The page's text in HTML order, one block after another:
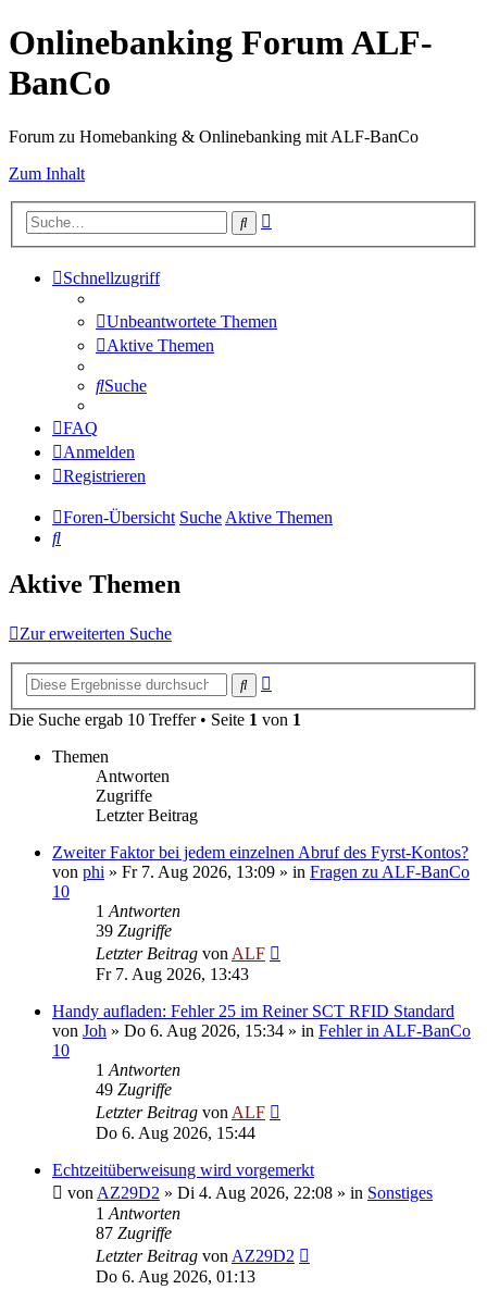
Onlinebanking Forum ALF-
BanCo
Forum zu Homebanking & Onlinebanking mit ALF-BanCo
Zum Inhalt
Suche
Schnellzugriff
Unbeantwortete Themen
Aktive Themen
Suche
FAQ
Anmelden
Registrieren
Foren-Übersicht SucheAktive Themen
Suche
Aktive Themen
Zur erweiterten Suche
Suche
Die Suche ergab 10 Treffer • Seite 1 von 1
Themen
Antworten
Zugriffe
Letzter Beitrag
Zweiter Faktor bei jedem einzelnen Abruf des Fyrst-Kontos?
von phi » Fr 7. Aug 2026, 13:09 » in Fragen zu ALF-BanCo
10
1 Antworten
39 Zugriffe
Letzter Beitrag von ALF
Fr 7. Aug 2026, 13:43
Handy aufladen: Fehler 25 im Reiner SCT RFID Standard
von Joh » Do 6. Aug 2026, 15:34 » in Fehler in ALF-BanCo
10
1 Antworten
49 Zugriffe
Letzter Beitrag von ALF
Do 6. Aug 2026, 15:44
Echtzeitüberweisung wird vorgemerkt
von AZ29D2 » Di 4. Aug 2026, 22:08 » in Sonstiges
1 Antworten
87 Zugriffe
Letzter Beitrag von AZ29D2
Do 6. Aug 2026, 01:13